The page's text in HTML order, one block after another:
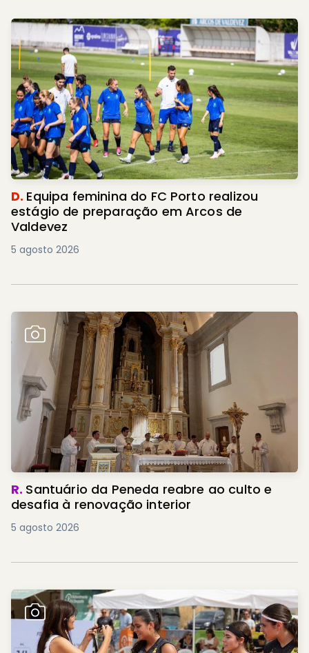
D. Equipa feminina do FC Porto realizou
estágio de preparação em Arcos de
Valdevez
5 agosto 2026
R. Santuário da Peneda reabre ao culto e
desafia à renovação interior
5 agosto 2026